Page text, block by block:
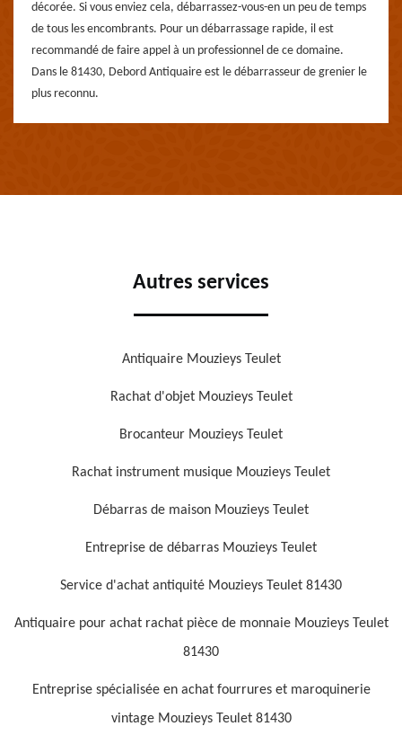
décorée. Si vous enviez cela, débarrassez-vous-en un peu de temps
de tous les encombrants. Pour un débarrassage rapide, il est
recommandé de faire appel à un professionnel de ce domaine.
Dans le 81430, Debord Antiquaire est le débarrasseur de grenier le
plus reconnu.
Autres services
Antiquaire Mouzieys Teulet
Rachat d'objet Mouzieys Teulet
Brocanteur Mouzieys Teulet
Rachat instrument musique Mouzieys Teulet
Débarras de maison Mouzieys Teulet
Entreprise de débarras Mouzieys Teulet
Service d'achat antiquité Mouzieys Teulet 81430
Antiquaire pour achat rachat pièce de monnaie Mouzieys Teulet
81430
Entreprise spécialisée en achat fourrures et maroquinerie
vintage Mouzieys Teulet 81430